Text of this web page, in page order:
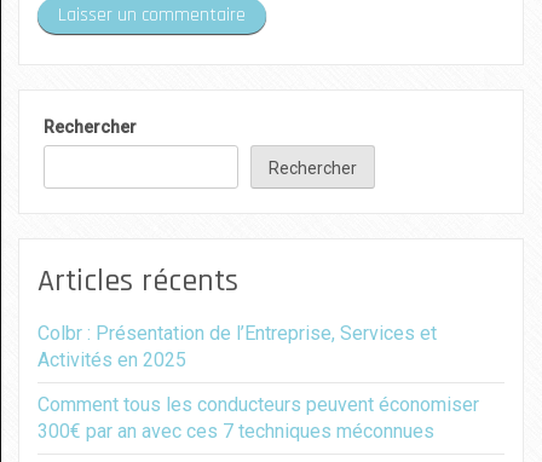
Rechercher
Rechercher
Articles récents
Colbr : Présentation de l’Entreprise, Services et
Activités en 2025
Comment tous les conducteurs peuvent économiser
300€ par an avec ces 7 techniques méconnues